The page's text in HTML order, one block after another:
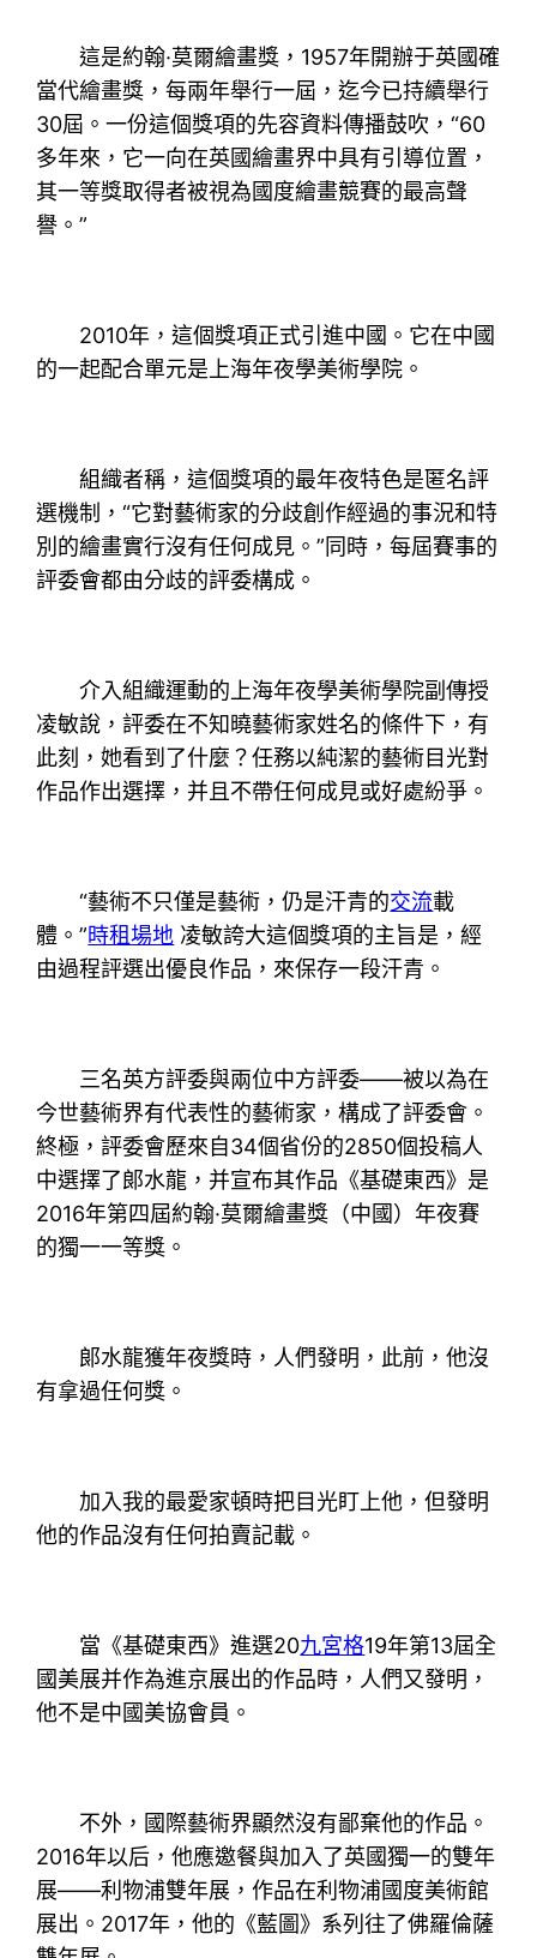
這是約翰·莫爾繪畫獎，1957年開辦于英國確
當代繪畫獎，每兩年舉行一屆，迄今已持續舉行
30屆。一份這個獎項的先容資料傳播鼓吹，“60
多年來，它一向在英國繪畫界中具有引導位置，
其一等獎取得者被視為國度繪畫競賽的最高聲
譽。”
2010年，這個獎項正式引進中國。它在中國
的一起配合單元是上海年夜學美術學院。
組織者稱，這個獎項的最年夜特色是匿名評
選機制，“它對藝術家的分歧創作經過的事況和特
別的繪畫實行沒有任何成見。”同時，每屆賽事的
評委會都由分歧的評委構成。
介入組織運動的上海年夜學美術學院副傳授
凌敏說，評委在不知曉藝術家姓名的條件下，有
此刻，她看到了什麼？任務以純潔的藝術目光對
作品作出選擇，并且不帶任何成見或好處紛爭。
“藝術不只僅是藝術，仍是汗青的交流載
體。”時租場地 凌敏誇大這個獎項的主旨是，經
由過程評選出優良作品，來保存一段汗青。
三名英方評委與兩位中方評委——被以為在
今世藝術界有代表性的藝術家，構成了評委會。
終極，評委會歷來自34個省份的2850個投稿人
中選擇了郞水龍，并宣布其作品《基礎東西》是
2016年第四屆約翰·莫爾繪畫獎（中國）年夜賽
的獨一一等獎。
郞水龍獲年夜獎時，人們發明，此前，他沒
有拿過任何獎。
加入我的最愛家頓時把目光盯上他，但發明
他的作品沒有任何拍賣記載。
當《基礎東西》進選20九宮格19年第13屆全
國美展并作為進京展出的作品時，人們又發明，
他不是中國美協會員。
不外，國際藝術界顯然沒有鄙棄他的作品。
2016年以后，他應邀餐與加入了英國獨一的雙年
展——利物浦雙年展，作品在利物浦國度美術館
展出。2017年，他的《藍圖》系列往了佛羅倫薩